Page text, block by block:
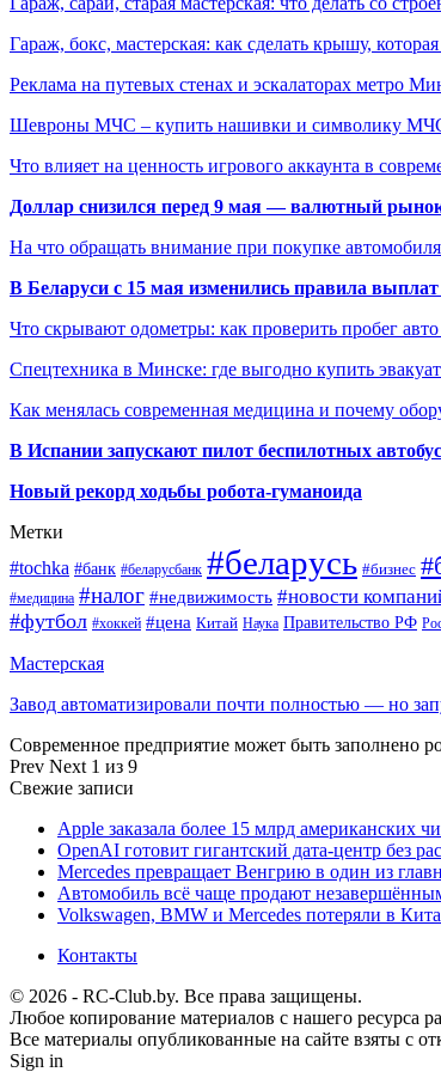
Гараж, бокс, мастерская: как сделать крышу,
Реклама на путевых стенах и эскалаторах метро
Шевроны МЧС – купить нашивки и символику
Что влияет на ценность игрового аккаунта в
Доллар снизился перед 9 мая — валютный
На что обращать внимание при покупке
В Беларуси с 15 мая изменились правила
Что скрывают одометры: как проверить пробег
Спецтехника в Минске: где выгодно купить
Как менялась современная медицина и почему
В Испании запускают пилот беспилотных
Новый рекорд ходьбы робота-гуманоида
Метки
#tochka #банк #беларусбанк #беларусь #бизнес
#медицина #налог #недвижимость #новости
#футбол #хоккей #цена Китай Наука Правительство РФ
Мастерская
Завод автоматизировали почти полностью — но
Современное предприятие может быть заполнено
Prev Next 1 из 9
Свежие записи
Apple заказала более 15 млрд американских
OpenAI готовит гигантский дата-центр без
Mercedes превращает Венгрию в один из
Автомобиль всё чаще продают
Volkswagen, BMW и Mercedes потеряли в
Контакты
© 2026 - RC-Club.by. Все права защищены.
Любое копирование материалов с нашего ресурса
Все материалы опубликованные на сайте взяты с
Sign in